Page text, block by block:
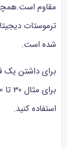
است.همچنین
دیجیتالی
است.
داشتن یک قهوه
کنید.